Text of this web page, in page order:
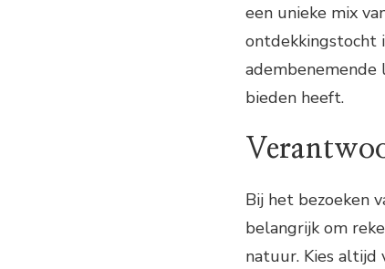
een unieke mix
ontdekkingstocht
adembenemende
bieden heeft.
Bij het bezoeken
belangrijk om
natuur. Kies altijd